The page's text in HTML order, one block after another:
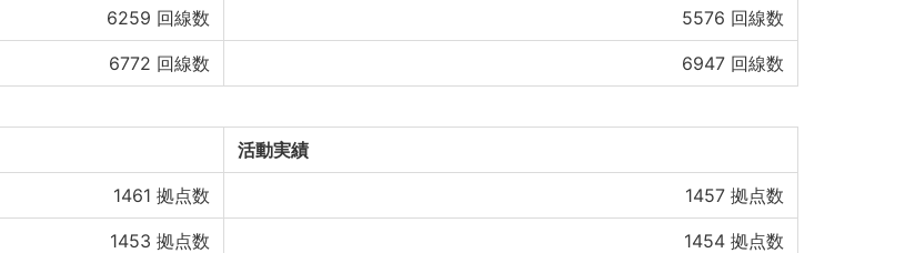
6259 回線数 5576 回線数
6772 回線数 6947 回線数
活動実績
1461 拠点数 1457 拠点数
1453 拠点数 1454 拠点数